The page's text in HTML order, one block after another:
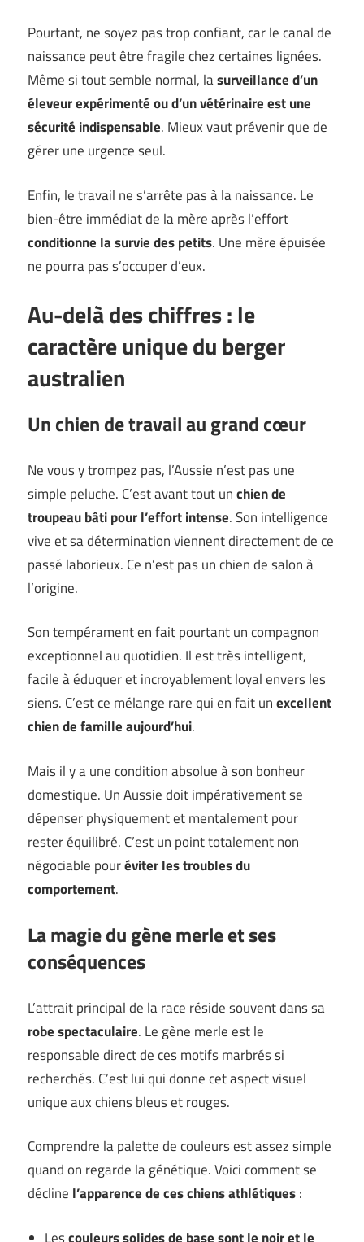
Pourtant, ne soyez pas trop confiant, car le canal de
naissance peut être fragile chez certaines lignées.
Même si tout semble normal, lasurveillance d’un
éleveur expérimenté ou d’un vétérinaire est une
sécurité indispensable. Mieux vaut prévenir que de
gérer une urgence seul.
Enfin, le travail ne s’arrête pas à la naissance. Le
bien-être immédiat de la mère après l’effort
conditionne la survie des petits. Une mère épuisée
ne pourra pas s’occuper d’eux.
Au-delà des chiffres : le
caractère unique du berger
australien
Un chien de travail au grand cœur
Ne vous y trompez pas, l’Aussie n’est pas une
simple peluche. C’est avant tout unchien de
troupeau bâti pour l’effort intense. Son intelligence
vive et sa détermination viennent directement de ce
passé laborieux. Ce n’est pas un chien de salon à
l’origine.
Son tempérament en fait pourtant un compagnon
exceptionnel au quotidien. Il est très intelligent,
facile à éduquer et incroyablement loyal envers les
siens. C’est ce mélange rare qui en fait unexcellent
chien de famille aujourd’hui.
Mais il y a une condition absolue à son bonheur
domestique. Un Aussie doit impérativement se
dépenser physiquement et mentalement pour
rester équilibré. C’est un point totalement non
négociable pouréviter les troubles du
comportement.
La magie du gène merle et ses
conséquences
L’attrait principal de la race réside souvent dans sa
robe spectaculaire. Le gène merle est le
responsable direct de ces motifs marbrés si
recherchés. C’est lui qui donne cet aspect visuel
unique aux chiens bleus et rouges.
Comprendre la palette de couleurs est assez simple
quand on regarde la génétique. Voici comment se
décline l’apparence de ces chiens athlétiques: